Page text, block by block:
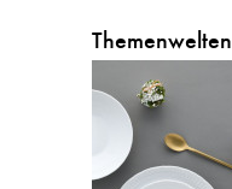
Themenwelten